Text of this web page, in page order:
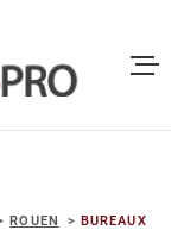
ROUEN BUREAUX